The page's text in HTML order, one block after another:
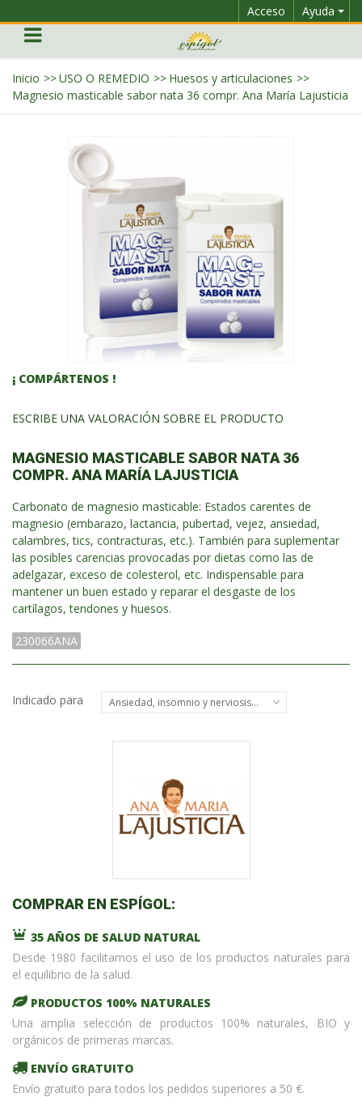
Ayuda
Acceso
Inicio >>USO O REMEDIO >> Huesos y articulaciones >>
Magnesio masticable sabor nata 36 compr. Ana María Lajusticia
¡ COMPÁRTENOS !
ESCRIBE UNA VALORACIÓN SOBRE EL PRODUCTO
MAGNESIO MASTICABLE SABOR NATA 36
COMPR. ANA MARÍA LAJUSTICIA
Carbonato de magnesio masticable: Estados carentes de
magnesio (embarazo, lactancia, pubertad, vejez, ansiedad,
calambres, tics, contracturas, etc.). También para suplementar
las posibles carencias provocadas por dietas como las de
adelgazar, exceso de colesterol, etc. Indispensable para
mantener un buen estado y reparar el desgaste de los
cartílagos, tendones y huesos.
230066ANA
Indicado para Ansiedad, insomnio y nerviosismo
COMPRAR EN ESPÍGOL:
35 AÑOS DE SALUD NATURAL
Desde 1980 facilitamos el uso de los productos naturales para
el equilibrio de la salud.
PRODUCTOS 100% NATURALES
Una amplia selección de productos 100% naturales, BIO y
orgánicos de primeras marcas.
ENVÍO GRATUITO
Envío gratuito para todos los pedidos superiores a 50 €.